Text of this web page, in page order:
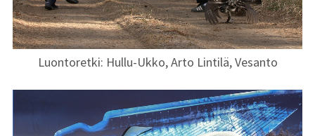
Luontoretki: Hullu-Ukko, Arto Lintilä, Vesanto